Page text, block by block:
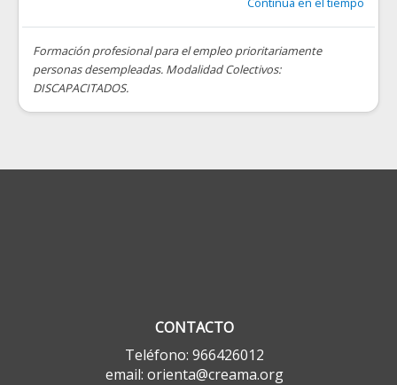
Formación profesional para el empleo prioritariamente
personas desempleadas. Modalidad Colectivos:
DISCAPACITADOS.
CONTACTO
Teléfono: 966426012
email: orienta@creama.org